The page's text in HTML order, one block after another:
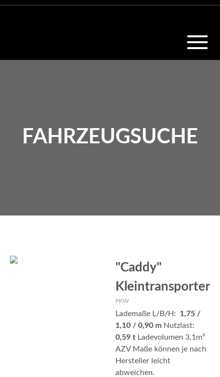
FAHRZEUGSUCHE
"Caddy"
Kleintransporter
PKW
Lademaße L/B/H: 1,75 /
1,10 / 0,90 m Nutzlast:
0,59 t Ladevolumen 3,1m³
AZV Maße können je nach
Hersteller leicht
abweichen.